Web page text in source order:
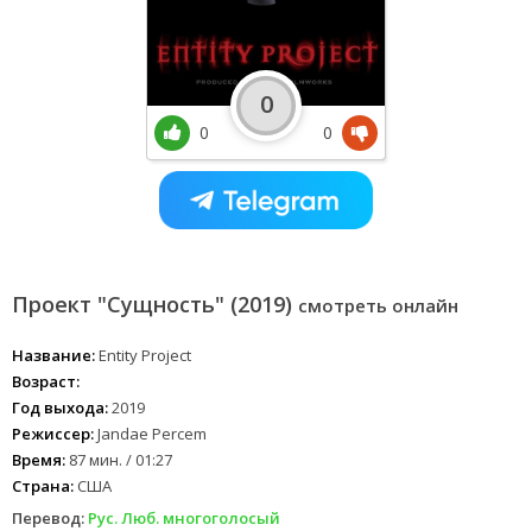
Проект "Сущность" (2019) смотреть онлайн
Название:Entity Project
Возраст:
Год выхода:2019
Режиссер:Jandae Percem
Время: 87 мин. / 01:27
Страна: США
Перевод: Рус. Люб. многоголосый
0
0
0